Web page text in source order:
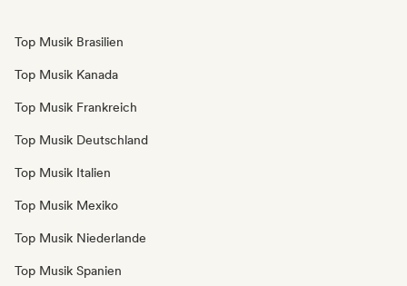
Top Musik Brasilien
Top Musik Kanada
Top Musik Frankreich
Top Musik Deutschland
Top Musik Italien
Top Musik Mexiko
Top Musik Niederlande
Top Musik Spanien